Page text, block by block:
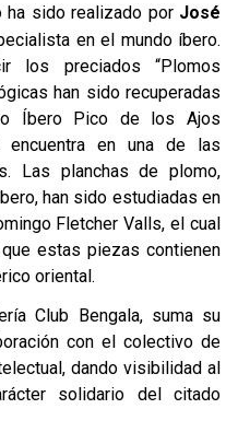
ha sido realizado por José
en el mundo íbero.
los preciados “Plomos
han sido recuperadas
Íbero Pico de los Ajos
en una de las
Las planchas de plomo,
han sido estudiadas en
Fletcher Valls, el cual
estas piezas contienen
oriental.
Club Bengala, suma su
con el colectivo de
dando visibilidad al
solidario del citado